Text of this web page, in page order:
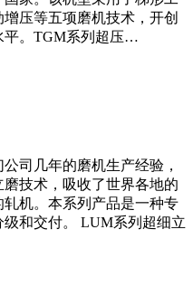
压等五项磨机技术，开创
平。TGM系列超压…
司几年的磨机生产经验，
技术，吸收了世界各地的
机。本系列产品是一种专
和交付。 LUM系列超细立